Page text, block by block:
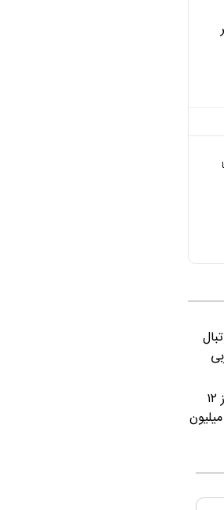
قیمت دینار عراق امروز ۱۲
مرداد ۱۴۰۵؛ اختلاف ۲ میلیون